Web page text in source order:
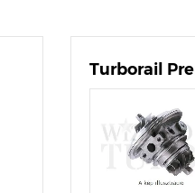
Turborail